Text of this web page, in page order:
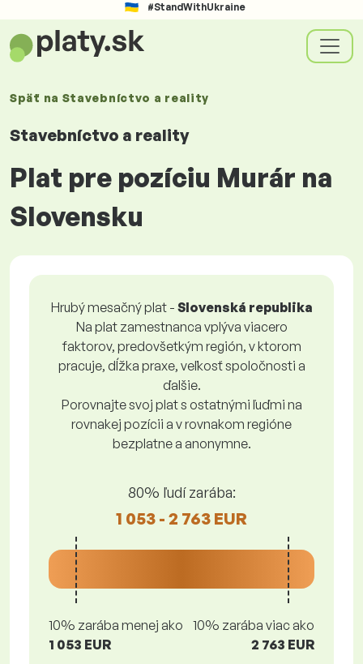
#StandWithUkraine
Späť na Stavebníctvo a reality
Stavebníctvo a reality
Plat pre pozíciu Murár na
Slovensku
Hrubý mesačný plat - Slovenská republika
Na plat zamestnanca vplýva viacero
faktorov, predovšetkým región, v ktorom
pracuje, dĺžka praxe, veľkosť spoločnosti a
ďalšie.
Porovnajte svoj plat s ostatnými ľuďmi na
rovnakej pozícii a v rovnakom regióne
bezplatne a anonymne.
80% ľudí zarába:
1 053 - 2 763 EUR
10% zarába menej ako
1 053 EUR
10% zarába viac ako
2 763 EUR